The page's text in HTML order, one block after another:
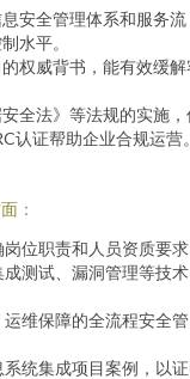
安全管理体系和服务流
水平。
权威背书，能有效缓解
全法》等法规的实施，
认证帮助企业合规运营
：
位职责和人员资质要
测试、漏洞管理等技
维保障的全流程安全管
统集成项目案例，以